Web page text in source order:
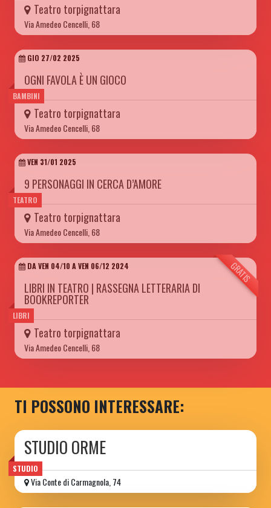
Teatro torpignattara
Via Amedeo Cencelli, 68
BAMBINI
GIO 27/02 2025
OGNI FAVOLA È UN GIOCO
Teatro torpignattara
Via Amedeo Cencelli, 68
TEATRO
VEN 31/01 2025
9 PERSONAGGI IN CERCA D’AMORE
Teatro torpignattara
Via Amedeo Cencelli, 68
LIBRI
GRATIS
DA VEN 04/10 A VEN 06/12 2024
LIBRI IN TEATRO | RASSEGNA LETTERARIA DI
BOOKREPORTER
Teatro torpignattara
Via Amedeo Cencelli, 68
TI POSSONO INTERESSARE:
STUDIO
STUDIO ORME
Via Conte di Carmagnola, 74